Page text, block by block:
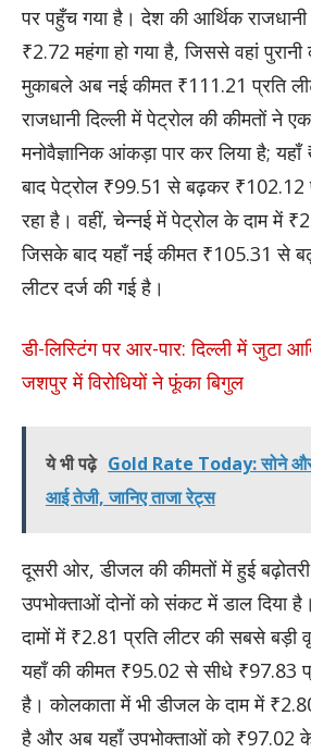
पर पहुँच गया है। देश की आर्थिक
₹2.72 महंगा हो गया है, जिससे वहां
मुकाबले अब नई कीमत ₹111.21 प्रति
राजधानी दिल्ली में पेट्रोल की कीमतों ने
मनोवैज्ञानिक आंकड़ा पार कर लिया है;
बाद पेट्रोल ₹99.51 से बढ़कर ₹102.12
रहा है। वहीं, चेन्नई में पेट्रोल के दाम में
जिसके बाद यहाँ नई कीमत ₹105.31 से
लीटर दर्ज की गई है।
डी-लिस्टिंग पर आर-पार: दिल्ली में जुटा
जशपुर में विरोधियों ने फूंका बिगुल
ये भी पढ़े Gold Rate Today: सोने और
आई तेजी, जानिए ताजा रेट्स
दूसरी ओर, डीजल की कीमतों में हुई
उपभोक्ताओं दोनों को संकट में डाल दिया
दामों में ₹2.81 प्रति लीटर की सबसे बड़ी
यहाँ की कीमत ₹95.02 से सीधे ₹97.83
है। कोलकाता में भी डीजल के दाम में
है और अब यहाँ उपभोक्ताओं को ₹97.02